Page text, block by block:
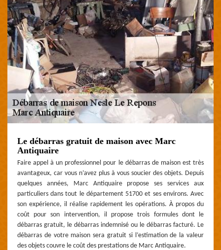
Le débarras gratuit de maison avec Marc
Antiquaire
Faire appel à un professionnel pour le débarras de maison est très
avantageux, car vous n’avez plus à vous soucier des objets. Depuis
quelques années, Marc Antiquaire propose ses services aux
particuliers dans tout le département 51700 et ses environs. Avec
son expérience, il réalise rapidement les opérations. À propos du
coût pour son intervention, il propose trois formules dont le
débarras gratuit, le débarras indemnisé ou le débarras facturé. Le
débarras de votre maison sera gratuit si l’estimation de la valeur
des objets couvre le coût des prestations de Marc Antiquaire.